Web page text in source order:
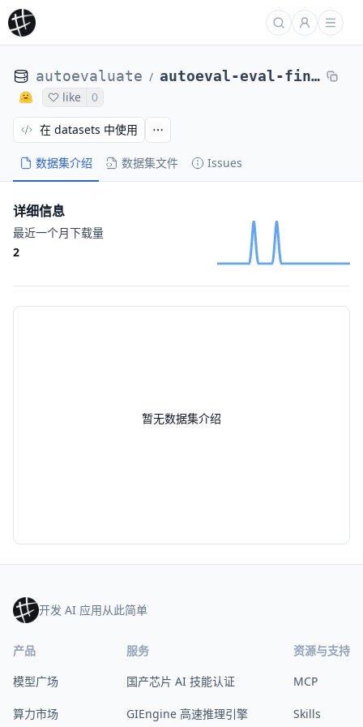
autoevaluate / autoeval-eval-financial_phrasebank-sentences_50agree-10e19c-67276145599
like 0
数据集介绍 数据集文件 Issues
在 datasets 中使用
暂无数据集介绍
详细信息
最近一个月下载量
2
开发 AI 应用从此简单
产品
模型广场
算力市场
服务
国产芯片 AI 技能认证
GIEngine 高速推理引擎
资源与支持
MCP
Skills